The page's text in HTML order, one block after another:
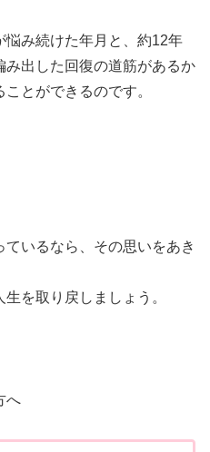
み続けた年月と、約12年
出した回復の道筋があるか
とができるのです。
いるなら、その思いをあき
を取り戻しましょう。
へ